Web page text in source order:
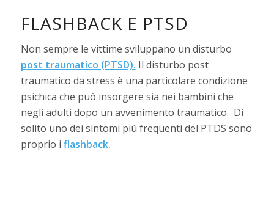
FLASHBACK E PTSD
Non sempre le vittime sviluppano un disturbo
post traumatico (PTSD). Il disturbo post
traumatico da stress è una particolare condizione
psichica che può insorgere sia nei bambini che
negli adulti dopo un avvenimento traumatico. Di
solito uno dei sintomi più frequenti del PTDS sono
proprio i flashback.